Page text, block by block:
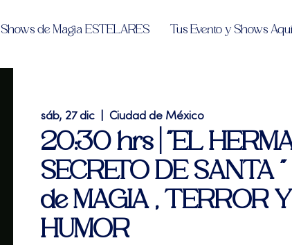
Shows de Magia ESTELARES Tus Evento y Shows Aquí
sáb, 27 dic Ciudad de México
20:30 hrs | "EL
SECRETO DE SANTA
de MAGIA , TERROR Y
HUMOR